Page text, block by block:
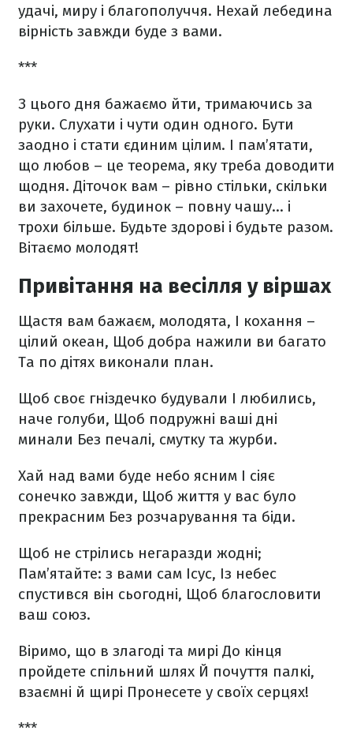
удачі, миру і благополуччя. Нехай лебедина
вірність завжди буде з вами.
***
З цього дня бажаємо йти, тримаючись за
руки. Слухати і чути один одного. Бути
заодно і стати єдиним цілим. І пам’ятати,
що любов – це теорема, яку треба доводити
щодня. Діточок вам – рівно стільки, скільки
ви захочете, будинок – повну чашу… і
трохи більше. Будьте здорові і будьте разом.
Вітаємо молодят!
Привітання на весілля у віршах
Щастя вам бажаєм, молодята, І кохання –
цілий океан, Щоб добра нажили ви багато
Та по дітях виконали план.
Щоб своє гніздечко будували І любились,
наче голуби, Щоб подружні ваші дні
минали Без печалі, смутку та журби.
Хай над вами буде небо ясним І сіяє
сонечко завжди, Щоб життя у вас було
прекрасним Без розчарування та біди.
Щоб не стрілись негаразди жодні;
Пам’ятайте: з вами сам Ісус, Із небес
спустився він сьогодні, Щоб благословити
ваш союз.
Віримо, що в злагоді та мирі До кінця
пройдете спільний шлях Й почуття палкі,
взаємні й щирі Пронесете у своїх серцях!
***